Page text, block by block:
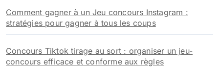
Comment gagner à un Jeu concours Instagram :
stratégies pour gagner à tous les coups
Concours Tiktok tirage au sort : organiser un jeu-
concours efficace et conforme aux règles